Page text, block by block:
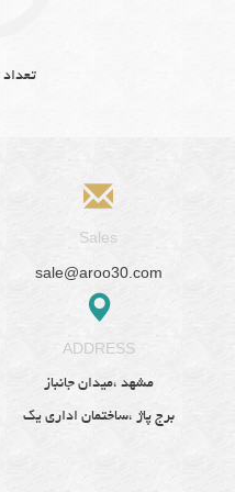
Sales
sale@aroo30.com
ADDRESS
مشهد ،میدان جانباز
برج پاژ ،ساختمان اداری یک